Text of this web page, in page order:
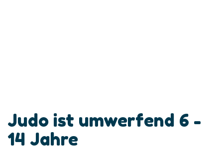
Judo ist umwerfend 6 -
14 Jahre